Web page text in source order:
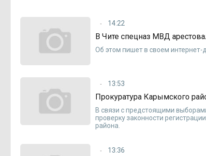
14:22
В Чите спецназ МВД
Об этом пишет в своем интернет-
13:53
Прокуратура Карымского
В связи с предстоящими
проверку законности
района.
13:36